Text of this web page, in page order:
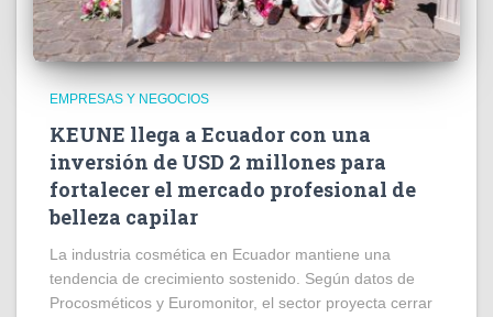
EMPRESAS Y NEGOCIOS
KEUNE llega a Ecuador con una
inversión de USD 2 millones para
fortalecer el mercado profesional de
belleza capilar
La industria cosmética en Ecuador mantiene una
tendencia de crecimiento sostenido. Según datos de
Procosméticos y Euromonitor, el sector proyecta cerrar